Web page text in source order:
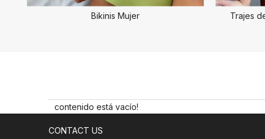
Bikinis Mujer Trajes
contenido está vacío!
CONTACT US